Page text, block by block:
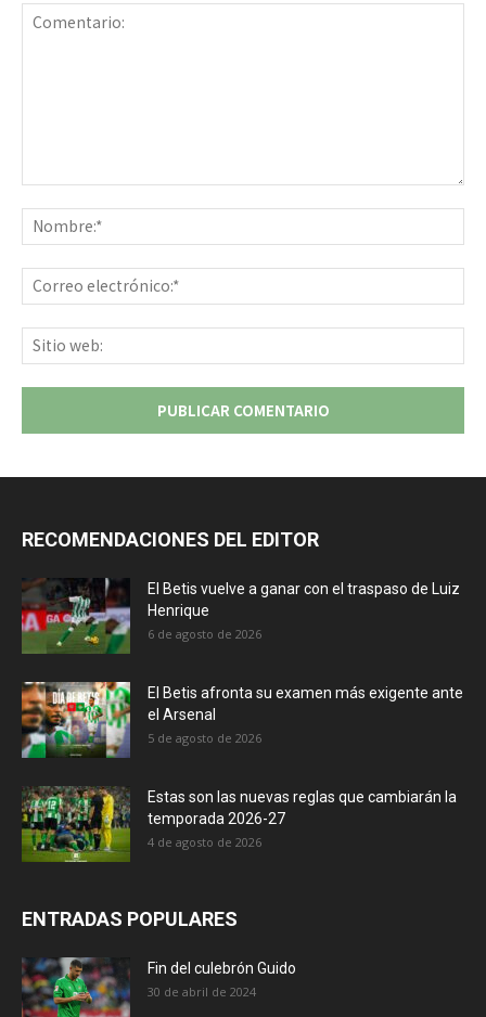
RECOMENDACIONES DEL EDITOR
El Betis vuelve a ganar con el traspaso de Luiz
Henrique
6 de agosto de 2026
El Betis afronta su examen más exigente ante
el Arsenal
5 de agosto de 2026
Estas son las nuevas reglas que cambiarán la
temporada 2026-27
4 de agosto de 2026
ENTRADAS POPULARES
Fin del culebrón Guido
30 de abril de 2024